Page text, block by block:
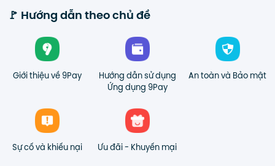
🚩 Hướng dẫn theo chủ đề
Giới thiệu về 9Pay Hướng dẫn sử dụng
Ứng dụng 9Pay
An toàn và Bảo mật
Sự cố và khiếu nại Ưu đãi - Khuyến mại